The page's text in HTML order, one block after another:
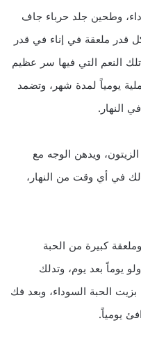
وطحين جلد حرباء جاف
قدر ملعقة في إناء في قدر
النعم التي فيها سر عظيم
يومياً لمدة شهر، وتضمد
النهار.
ويدهن الوجه مع
في أي وقت من النهار،
كبيرة من الحبة
يوماً بعد يوم، وتدلك
الحبة السوداء، وبعد فك
يومياً.